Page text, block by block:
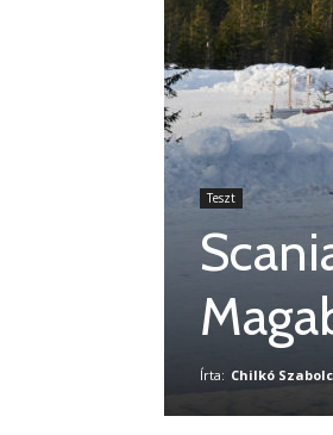
Teszt
Írta: Chilkó